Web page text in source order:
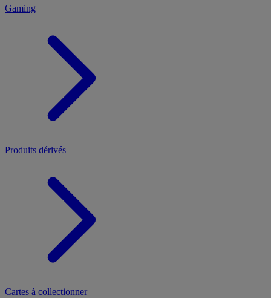
Gaming
Produits dérivés
Cartes à collectionner